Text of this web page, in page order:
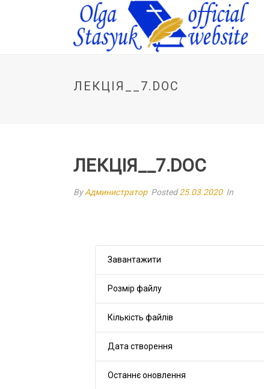
ЛЕКЦІЯ__7.DOC
ЛЕКЦІЯ__7.DOC
ByАдминистратор Posted25.03.2020 In
Завантажити
Розмір файлу
Кількість файлів
Дата створення
Останнє оновлення